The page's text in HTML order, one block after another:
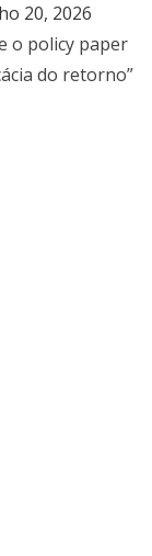
20, 2026
o policy paper
do retorno”